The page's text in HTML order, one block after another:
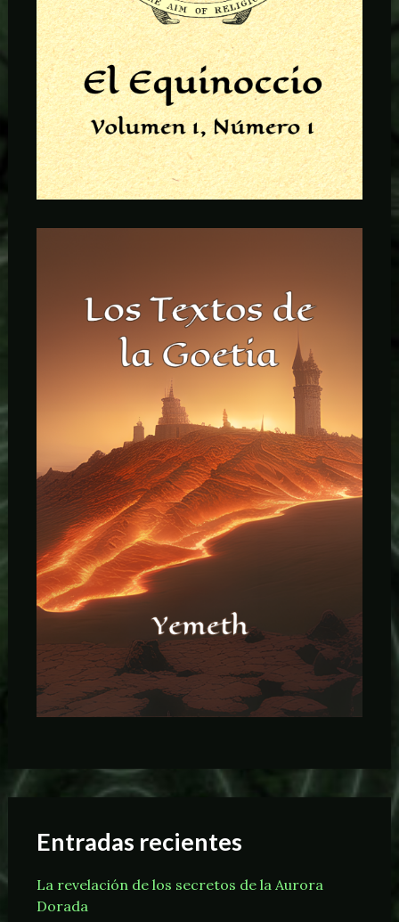
Entradas recientes
La revelación de los secretos de la Aurora
Dorada